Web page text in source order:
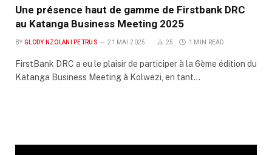
Une présence haut de gamme de Firstbank DRC
au Katanga Business Meeting 2025
BY GLODY NZOLANI PETRUS 21 MAI 2025 25 1 MIN READ
FirstBank DRC a eu le plaisir de participer à la 6ème édition du
Katanga Business Meeting à Kolwezi, en tant…